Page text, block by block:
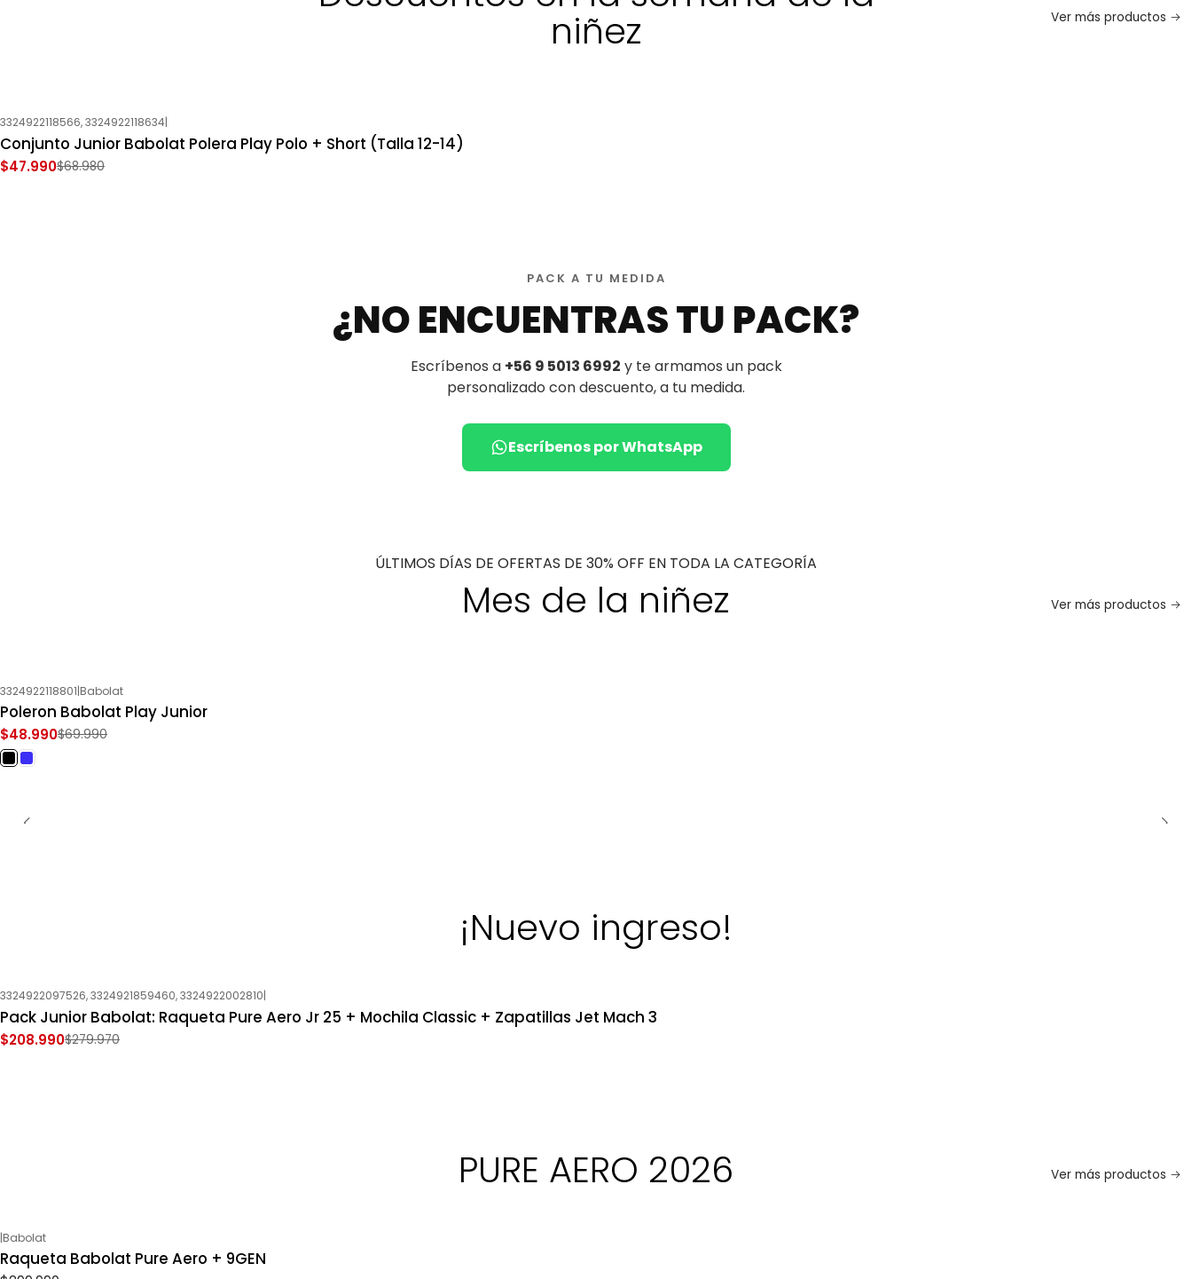
niñez Ver más productos
-30%OFF
Nuevo
3324922118566, 3324922118634|
Conjunto Junior Babolat Polera Play Polo + Short (Talla 12-14)
$47.990$68.980
PACK A TU MEDIDA
¿NO ENCUENTRAS TU PACK?
Escríbenos a +56 9 5013 6992 y te armamos un pack
personalizado con descuento, a tu medida.
Escríbenos por WhatsApp
ÚLTIMOS DÍAS DE OFERTAS DE 30% OFF EN TODA LA CATEGORÍA
Mes de la niñez Ver más productos
-30%OFF
3324922118801|Babolat
Poleron Babolat Play Junior
$48.990$69.990
¡Nuevo ingreso!
-25% OFF
Nuevo
3324922097526, 3324921859460, 3324922002810|
Pack Junior Babolat: Raqueta Pure Aero Jr 25 + Mochila Classic + Zapatillas Jet Mach 3
$208.990$279.970
PURE AERO 2026 Ver más productos
|Babolat
Raqueta Babolat Pure Aero + 9GEN